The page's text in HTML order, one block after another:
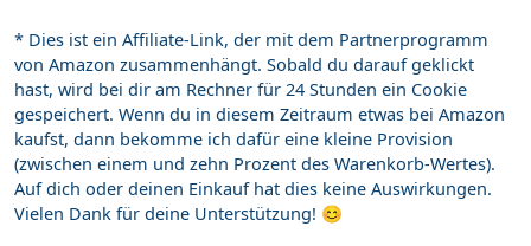
* Dies ist ein Affiliate-Link, der mit dem Partnerprogramm
von Amazon zusammenhängt. Sobald du darauf geklickt
hast, wird bei dir am Rechner für 24 Stunden ein Cookie
gespeichert. Wenn du in diesem Zeitraum etwas bei Amazon
kaufst, dann bekomme ich dafür eine kleine Provision
(zwischen einem und zehn Prozent des Warenkorb-Wertes).
Auf dich oder deinen Einkauf hat dies keine Auswirkungen.
Vielen Dank für deine Unterstützung! 😊